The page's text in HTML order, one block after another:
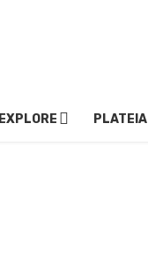
EXPLORE PLATEIA